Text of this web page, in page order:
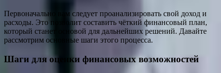
Первоначально вам следует проанализировать свой доход и
расходы. Это позволит составить чёткий финансовый план,
который станет основой для дальнейших решений. Давайте
рассмотрим основные шаги этого процесса.
Шаги для оценки финансовых возможностей